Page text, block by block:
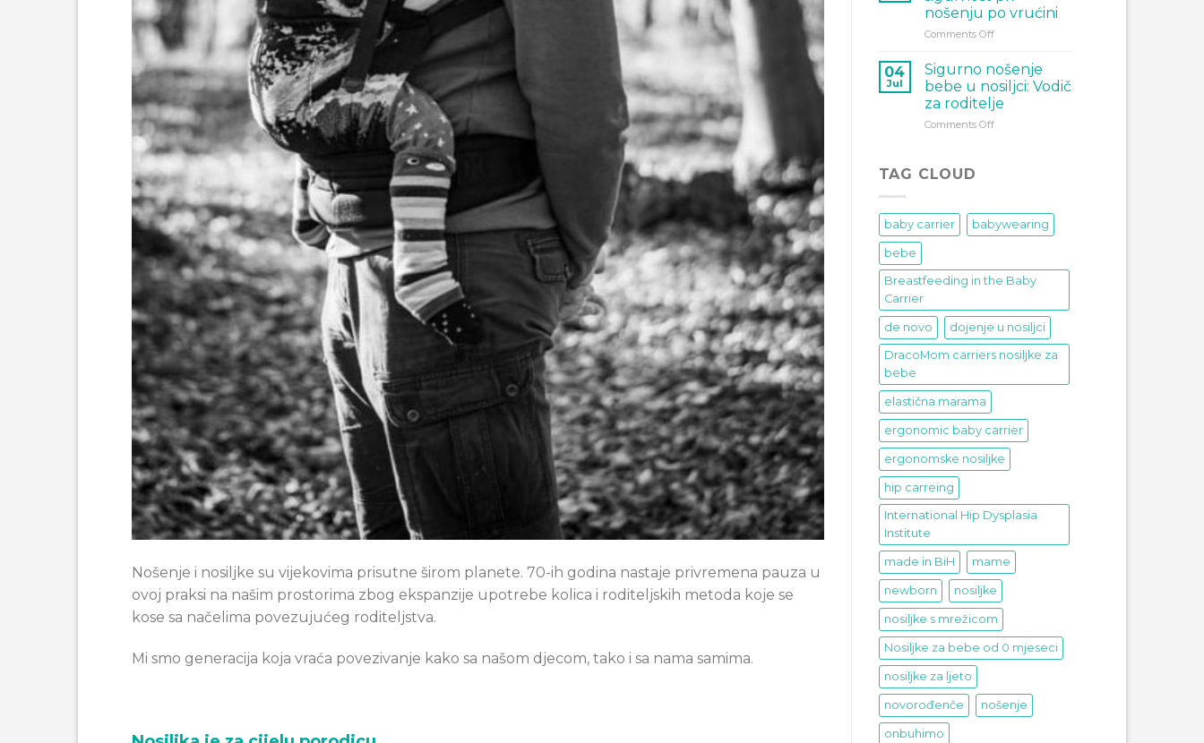
Nošenje i nosiljke su vijekovima prisutne širom planete. 70-ih godina nastaje privremena pauza u
ovoj praksi na našim prostorima zbog ekspanzije upotrebe kolica i roditeljskih metoda koje se
kose sa načelima povezujućeg roditeljstva.
Mi smo generacija koja vraća povezivanje kako sa našom djecom, tako i sa nama samima.
bebe
–
kako
sigurnu
nosiljku
i
zašto
je
nošenju po vrućini
Comments Offon
ljeti
sigurnost
pri
nošenju
04
Jul
Sigurno nošenje
bebe u nosiljci: Vodič
za roditelje
Comments Offon
Vodič
za
TAG CLOUD
baby carrier babywearing
bebe
Breastfeeding in the Baby
Carrier
de novo dojenje u nosiljci
DracoMom carriers nosiljke za
bebe
elastična marama
ergonomic baby carrier
ergonomske nosiljke
hip carreing
International Hip Dysplasia
Institute
made in BiH mame
newborn nosiljke
nosiljke s mrežicom
Nosiljke za bebe od 0 mjeseci
nosiljke za ljeto
novorođenče nošenje
onbuhimo